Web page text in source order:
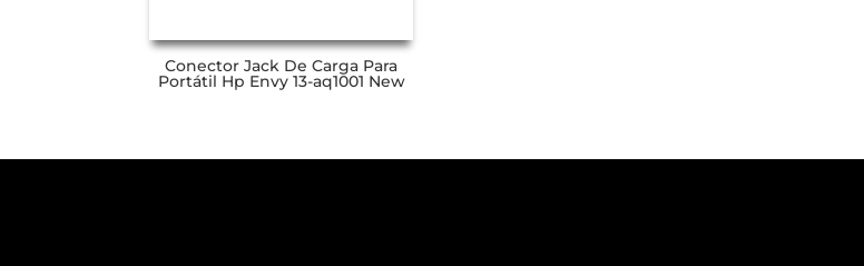
Conector Jack De Carga Para
Portátil Hp Envy 13-aq1001 New